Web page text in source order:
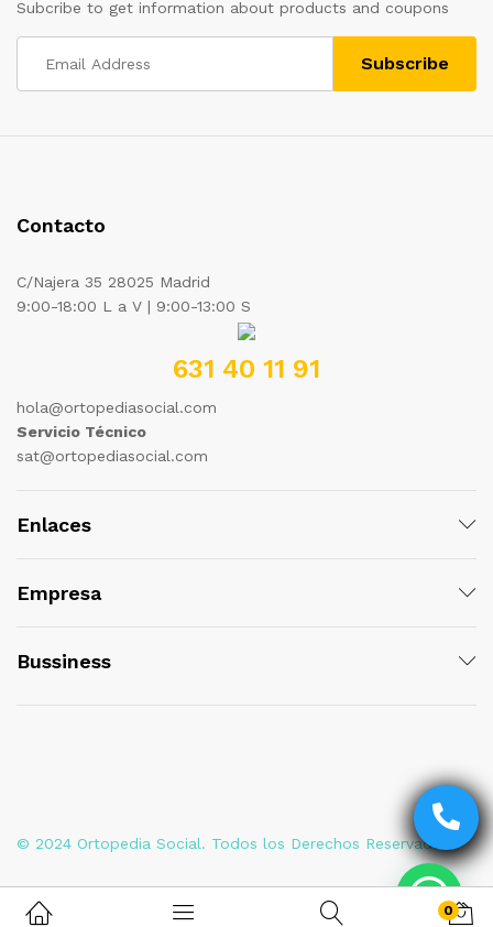
Subcribe to get information about products and coupons
Contacto
C/Najera 35 28025 Madrid
9:00-18:00 L a V | 9:00-13:00 S
631 40 11 91
hola@ortopediasocial.com
Servicio Técnico
sat@ortopediasocial.com
Enlaces
Empresa
Bussiness
© 2024 Ortopedia Social. Todos los Derechos Reservados
0